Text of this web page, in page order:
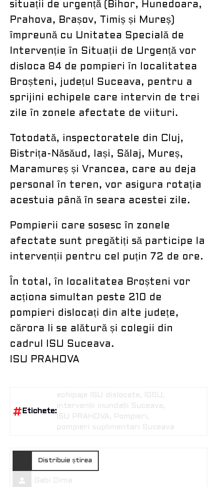
situații de urgență (Bihor, Hunedoara,
Prahova, Brașov, Timiș și Mureș)
împreună cu Unitatea Specială de
Intervenție în Situații de Urgență vor
disloca 84 de pompieri în localitatea
Broșteni, județul Suceava, pentru a
sprijini echipele care intervin de trei
zile în zonele afectate de viituri.
Totodată, inspectoratele din Cluj,
Bistrița-Năsăud, Iași, Sălaj, Mureș,
Maramureș și Vrancea, care au deja
personal în teren, vor asigura rotația
acestuia până în seara acestei zile.
Pompierii care sosesc în zonele
afectate sunt pregătiți să participe la
intervenții pentru cel puțin 72 de ore.
În total, în localitatea Broșteni vor
acționa simultan peste 210 de
pompieri dislocați din alte județe,
cărora li se alătură și colegii din
cadrul ISU Suceava.
ISU PRAHOVA
Etichete:
echipaje ISU dislocate
IGSU
intervenții inundații Suceava
ISU PRAHOVA
Pompieri
pompieri suplimentari Suceava
Distribuie știrea
Gabi Dima